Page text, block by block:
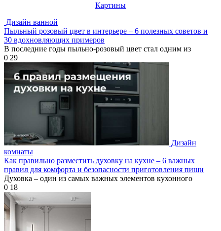
Картины
Дизайн ванной
Пыльный розовый цвет в интерьере – 6 полезных советов и
30 вдохновляющих примеров
В последние годы пыльно-розовый цвет стал одним из
0 29
Дизайн
комнаты
Как правильно разместить духовку на кухне – 6 важных
правил для комфорта и безопасности приготовления пищи
Духовка – один из самых важных элементов кухонного
0 18